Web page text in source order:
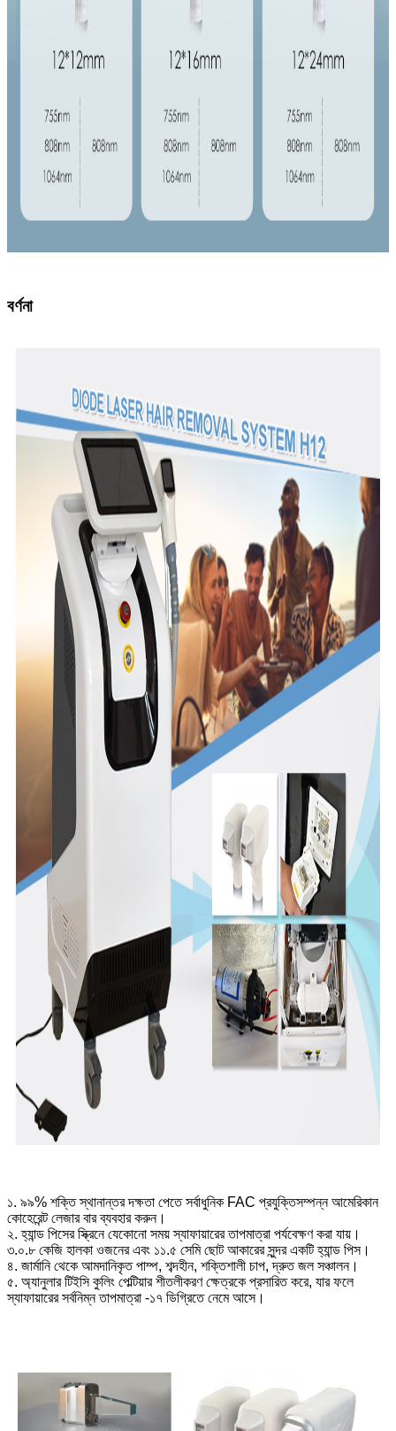
বর্ণনা
১. ৯৯% শক্তি স্থানান্তর দক্ষতা পেতে সর্বাধুনিক FAC প্রযুক্তিসম্পন্ন আমেরিকান
কোহেরেন্ট লেজার বার ব্যবহার করুন।
২. হ্যান্ড পিসের স্ক্রিনে যেকোনো সময় স্যাফায়ারের তাপমাত্রা পর্যবেক্ষণ করা যায়।
৩.০.৮ কেজি হালকা ওজনের এবং ১১.৫ সেমি ছোট আকারের সুন্দর একটি হ্যান্ড পিস।
৪. জার্মানি থেকে আমদানিকৃত পাম্প, শব্দহীন, শক্তিশালী চাপ, দ্রুত জল সঞ্চালন।
৫. অ্যানুলার টিইসি কুলিং পেল্টিয়ার শীতলীকরণ ক্ষেত্রকে প্রসারিত করে, যার ফলে
স্যাফায়ারের সর্বনিম্ন তাপমাত্রা -১৭ ডিগ্রিতে নেমে আসে।